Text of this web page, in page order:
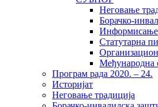
Неговање
Борачко-
Информисање
Статутарна
Међународна
Програм рада 2020. – 24.
Историјат
Неговање традиција